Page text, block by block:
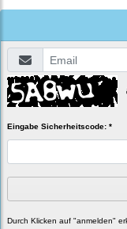
Eingabe Sicherheitscode: *
Durch Klicken auf "anmelden"